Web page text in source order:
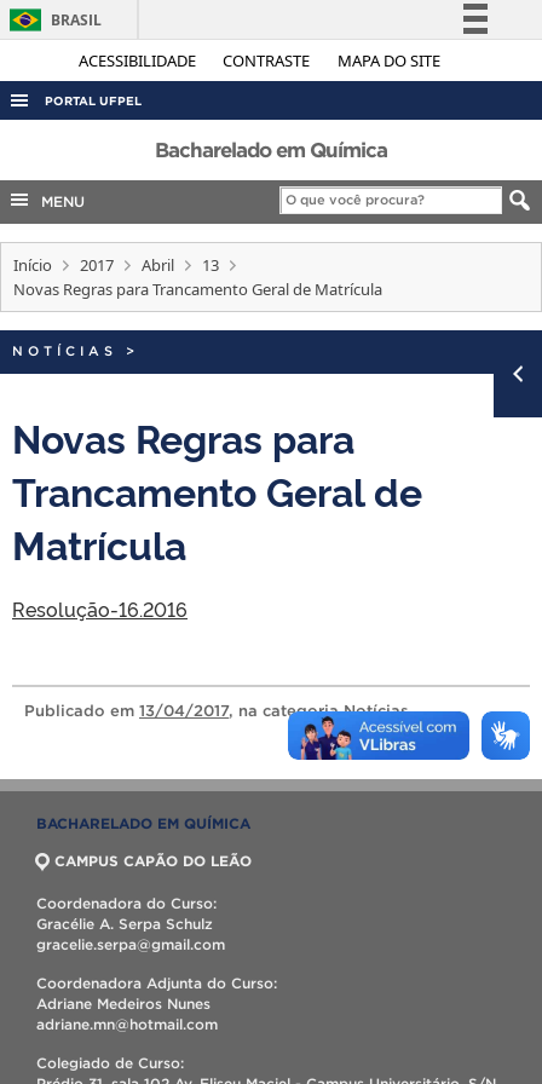
ACESSIBILIDADE CONTRASTE MAPA DO SITE
BRASIL
Simplifique!
Legislação
Canais
PORTAL UFPEL
ACESSO À INFORMAÇÃO
AUDITORIA
COBALTO
CONCURSOS
INTERNACIONAL
Bacharelado em Química
MENU
Início 2017 Abril
13
Novas Regras para Trancamento Geral de Matrícula
NOTÍCIAS >
Novas Regras para
Trancamento Geral de
Matrícula
Resolução-16.2016
Publicado em 13/04/2017, na categoriaNotícias.
BACHARELADO EM QUÍMICA
CAMPUS CAPÃO DO LEÃO
Coordenadora do Curso:
Gracélie A. Serpa Schulz
gracelie.serpa@gmail.com
Coordenadora Adjunta do Curso:
Adriane Medeiros Nunes
adriane.mn@hotmail.com
Colegiado de Curso: